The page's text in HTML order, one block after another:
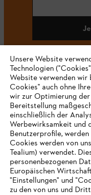
Unternehmen
Unsere Website
Technologien
Website verwenden
Cookies" auch ohne
wir zur Optimierung
Bereitstellung
einschließlich der
Werbewirksamkeit und
Benutzerprofile,
Cookies werden von
Tealium) verwendet.
personenbezogenen
Europäischen
"Einstellungen" und
zu den von uns und